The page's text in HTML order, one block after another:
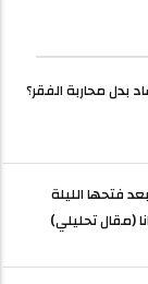
بدل محاربة الفقر؟
فتحها الليلة
(مقال تحليلي)